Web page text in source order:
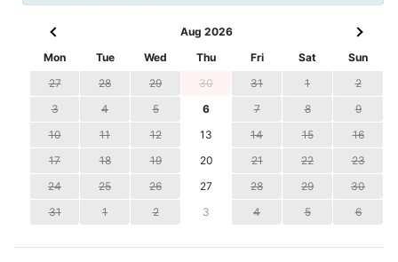
Aug 2026
Mon
Tue Wed Thu Fri Sat
Sun
27
28 29 30 31 1
2
3
4 5 6 7 8
9
10
11 12 13 14 15
16
17
18 19 20 21 22
23
24
25 26 27 28 29
30
31
1 2 3 4 5 6